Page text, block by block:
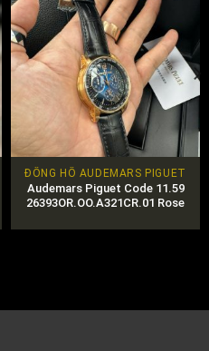
ĐỒNG HỒ AUDEMARS PIGUET
Audemars Piguet Code 11.59
26393OR.OO.A321CR.01 Rose